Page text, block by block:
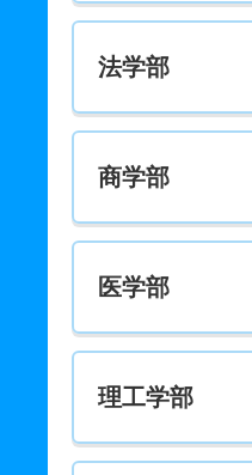
法学部
商学部
医学部
理工学部